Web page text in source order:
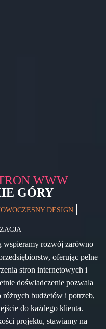
WWW
GÓRY
DESIGN |
wspieramy rozwój zarówno
oferując pełne
stron internetowych i
doświadczenie pozwala
różnych budżetów i potrzeb,
do każdego klienta.
projektu, stawiamy na